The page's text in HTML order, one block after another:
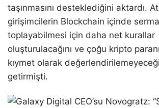
taşınmasını desteklediğini aktardı.
girişimcilerin Blockchain içinde
toplayabilmesi için daha net kurallar
oluşturulacağını ve çoğu kripto
kıymet olarak
getirmişti.